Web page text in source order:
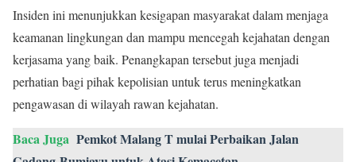
Insiden ini menunjukkan kesigapan masyarakat dalam menjaga
keamanan lingkungan dan mampu mencegah kejahatan dengan
kerjasama yang baik. Penangkapan tersebut juga menjadi
perhatian bagi pihak kepolisian untuk terus meningkatkan
pengawasan di wilayah rawan kejahatan.
Baca Juga Pemkot Malang T mulai Perbaikan Jalan